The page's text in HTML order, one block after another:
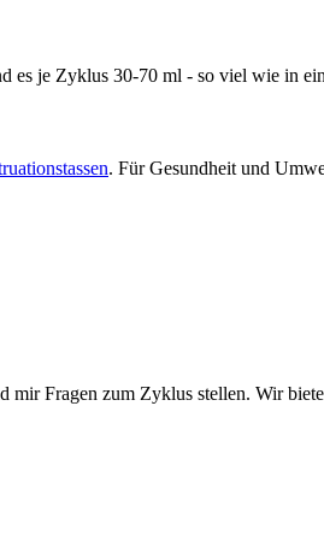
je Zyklus 30-70 ml - so viel wie in
. Für Gesundheit und
Fragen zum Zyklus stellen. Wir